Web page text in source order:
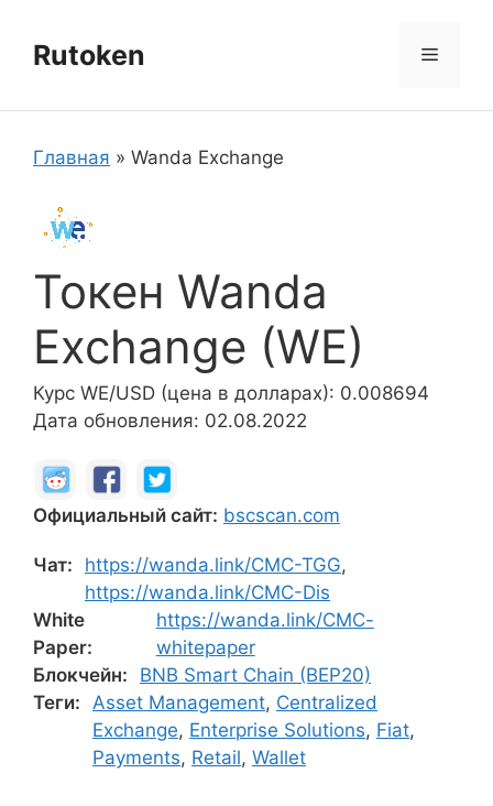
содержимому
Rutoken Меню
Главная » Wanda Exchange
Токен Wanda
Exchange (WE)
Курс WE/USD (цена в долларах): 0.008694
Дата обновления: 02.08.2022
Официальный сайт: bscscan.com
Чат: https://wanda.link/CMC-TGG,
https://wanda.link/CMC-Dis
White
Paper:
https://wanda.link/CMC-
whitepaper
Блокчейн:
BNB Smart Chain (BEP20)
Теги: Asset Management, Centralized
Exchange, Enterprise Solutions, Fiat,
Payments, Retail, Wallet